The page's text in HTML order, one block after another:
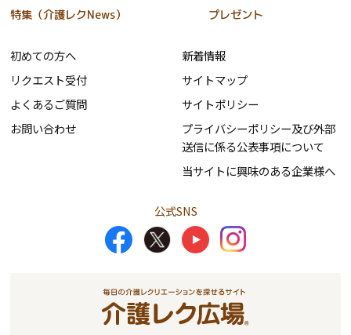
特集（介護レクNews）
プレゼント
初めての方へ
リクエスト受付
よくあるご質問
お問い合わせ
新着情報
サイトマップ
サイトポリシー
プライバシーポリシー及び外部
送信に係る公表事項について
当サイトに興味のある企業様へ
公式SNS